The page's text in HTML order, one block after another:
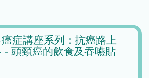
反歧視、破謬誤 -- 長者
著、情緒低落點算？